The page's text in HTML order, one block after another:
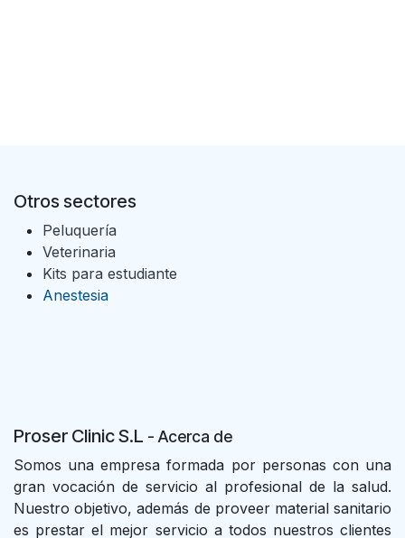
Otros sectores
Peluquería
Veterinaria
Kits para estudiante
Anestesia
Proser Clinic S.L - Acerca de
Somos una empresa formada por personas con una
gran vocación de servicio al profesional de la salud.
Nuestro objetivo, además de proveer material sanitario
es prestar el mejor servicio a todos nuestros clientes